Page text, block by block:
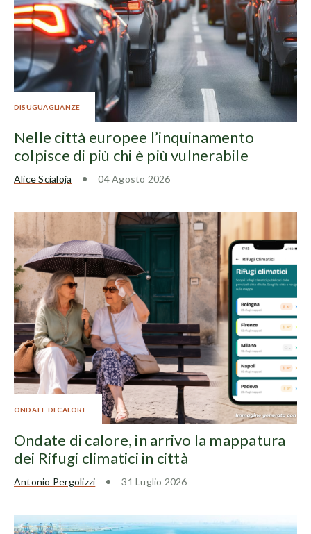
DISUGUAGLIANZE
Nelle città europee l’inquinamento
colpisce di più chi è più vulnerabile
Alice Scialoja 04 Agosto 2026
ONDATE DI CALORE
Ondate di calore, in arrivo la mappatura
dei Rifugi climatici in città
Antonio Pergolizzi 31 Luglio 2026